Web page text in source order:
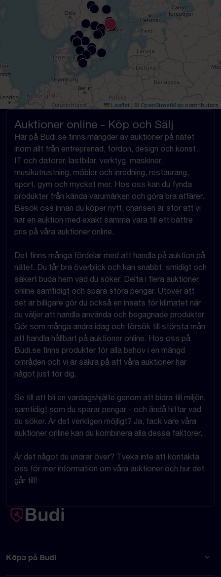
Leaflet | © OpenStreetMap contributors
Auktioner online - Köp och Sälj
Här på Budi.se finns mängder av auktioner på nätet
inom allt från entreprenad, fordon, design och konst,
IT och datorer, lastbilar, verktyg, maskiner,
musikutrustning, möbler och inredning, restaurang,
sport, gym och mycket mer. Hos oss kan du fynda
produkter från kända varumärken och göra bra affärer.
Besök oss innan du köper nytt, chansen är stor att vi
har en auktion med exakt samma vara till ett bättre
pris på våra auktioner online.
Det finns många fördelar med att handla på auktion på
nätet. Du får bra överblick och kan snabbt, smidigt och
säkert buda hem vad du söker. Delta i flera auktioner
online samtidigt och spara stora pengar. Utöver att
det är billigare gör du också en insats för klimatet när
du väljer att handla använda och begagnade produkter.
Gör som många andra idag och försök till största mån
att handla hållbart på auktioner online. Hos oss på
Budi.se finns produkter för alla behov i en mängd
områden och vi är säkra på att våra auktioner har
något just för dig.
Se till att bli en vardagshjälte genom att bidra till miljön,
samtidigt som du sparar pengar - och ändå hittar vad
du söker. Är det verkligen möjligt? Ja, tack vare våra
auktioner online kan du kombinera alla dessa faktorer.
Är det något du undrar över? Tveka inte att kontakta
oss för mer information om våra auktioner och hur det
går till!
Köpa på Budi